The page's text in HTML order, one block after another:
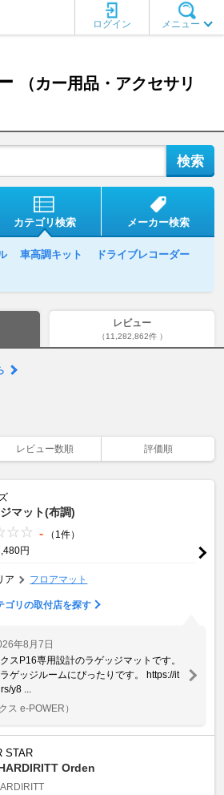
メニュー
ログイン
（カー用品・アクセサリ
カテゴリ検索 メーカー検索
車高調キット
ドライブレコーダー
レビュー
（11,282,862件 ）
レビュー数順 評価順
マット(布調)
-
（1件）
円
ア フロアマット
ゴリの取付店を探す
年8月7日
スP16専用設計のラゲッジマットです。
ゲッジルームにぴったりです。 https://it
y8 ...
ス e-POWER）
STAR
Orden